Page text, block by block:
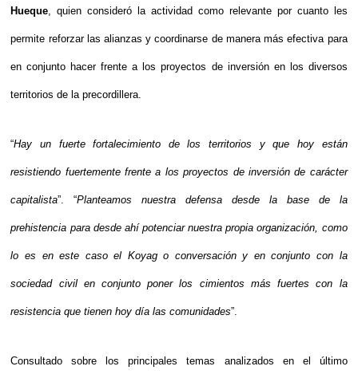
Hueque, quien consideró la actividad como relevante por cuanto les
permite reforzar las alianzas y coordinarse de manera más efectiva para
en conjunto hacer frente a los proyectos de inversión en los diversos
territorios de la precordillera.
“Hay un fuerte fortalecimiento de los territorios y que hoy están
resistiendo fuertemente frente a los proyectos de inversión de carácter
capitalista”. “Planteamos nuestra defensa desde la base de la
prehistencia para desde ahí potenciar nuestra propia organización, como
lo es en este caso el Koyag o conversación y en conjunto con la
sociedad civil en conjunto poner los cimientos más fuertes con la
resistencia que tienen hoy día las comunidades”.
Consultado sobre los principales temas analizados en el último